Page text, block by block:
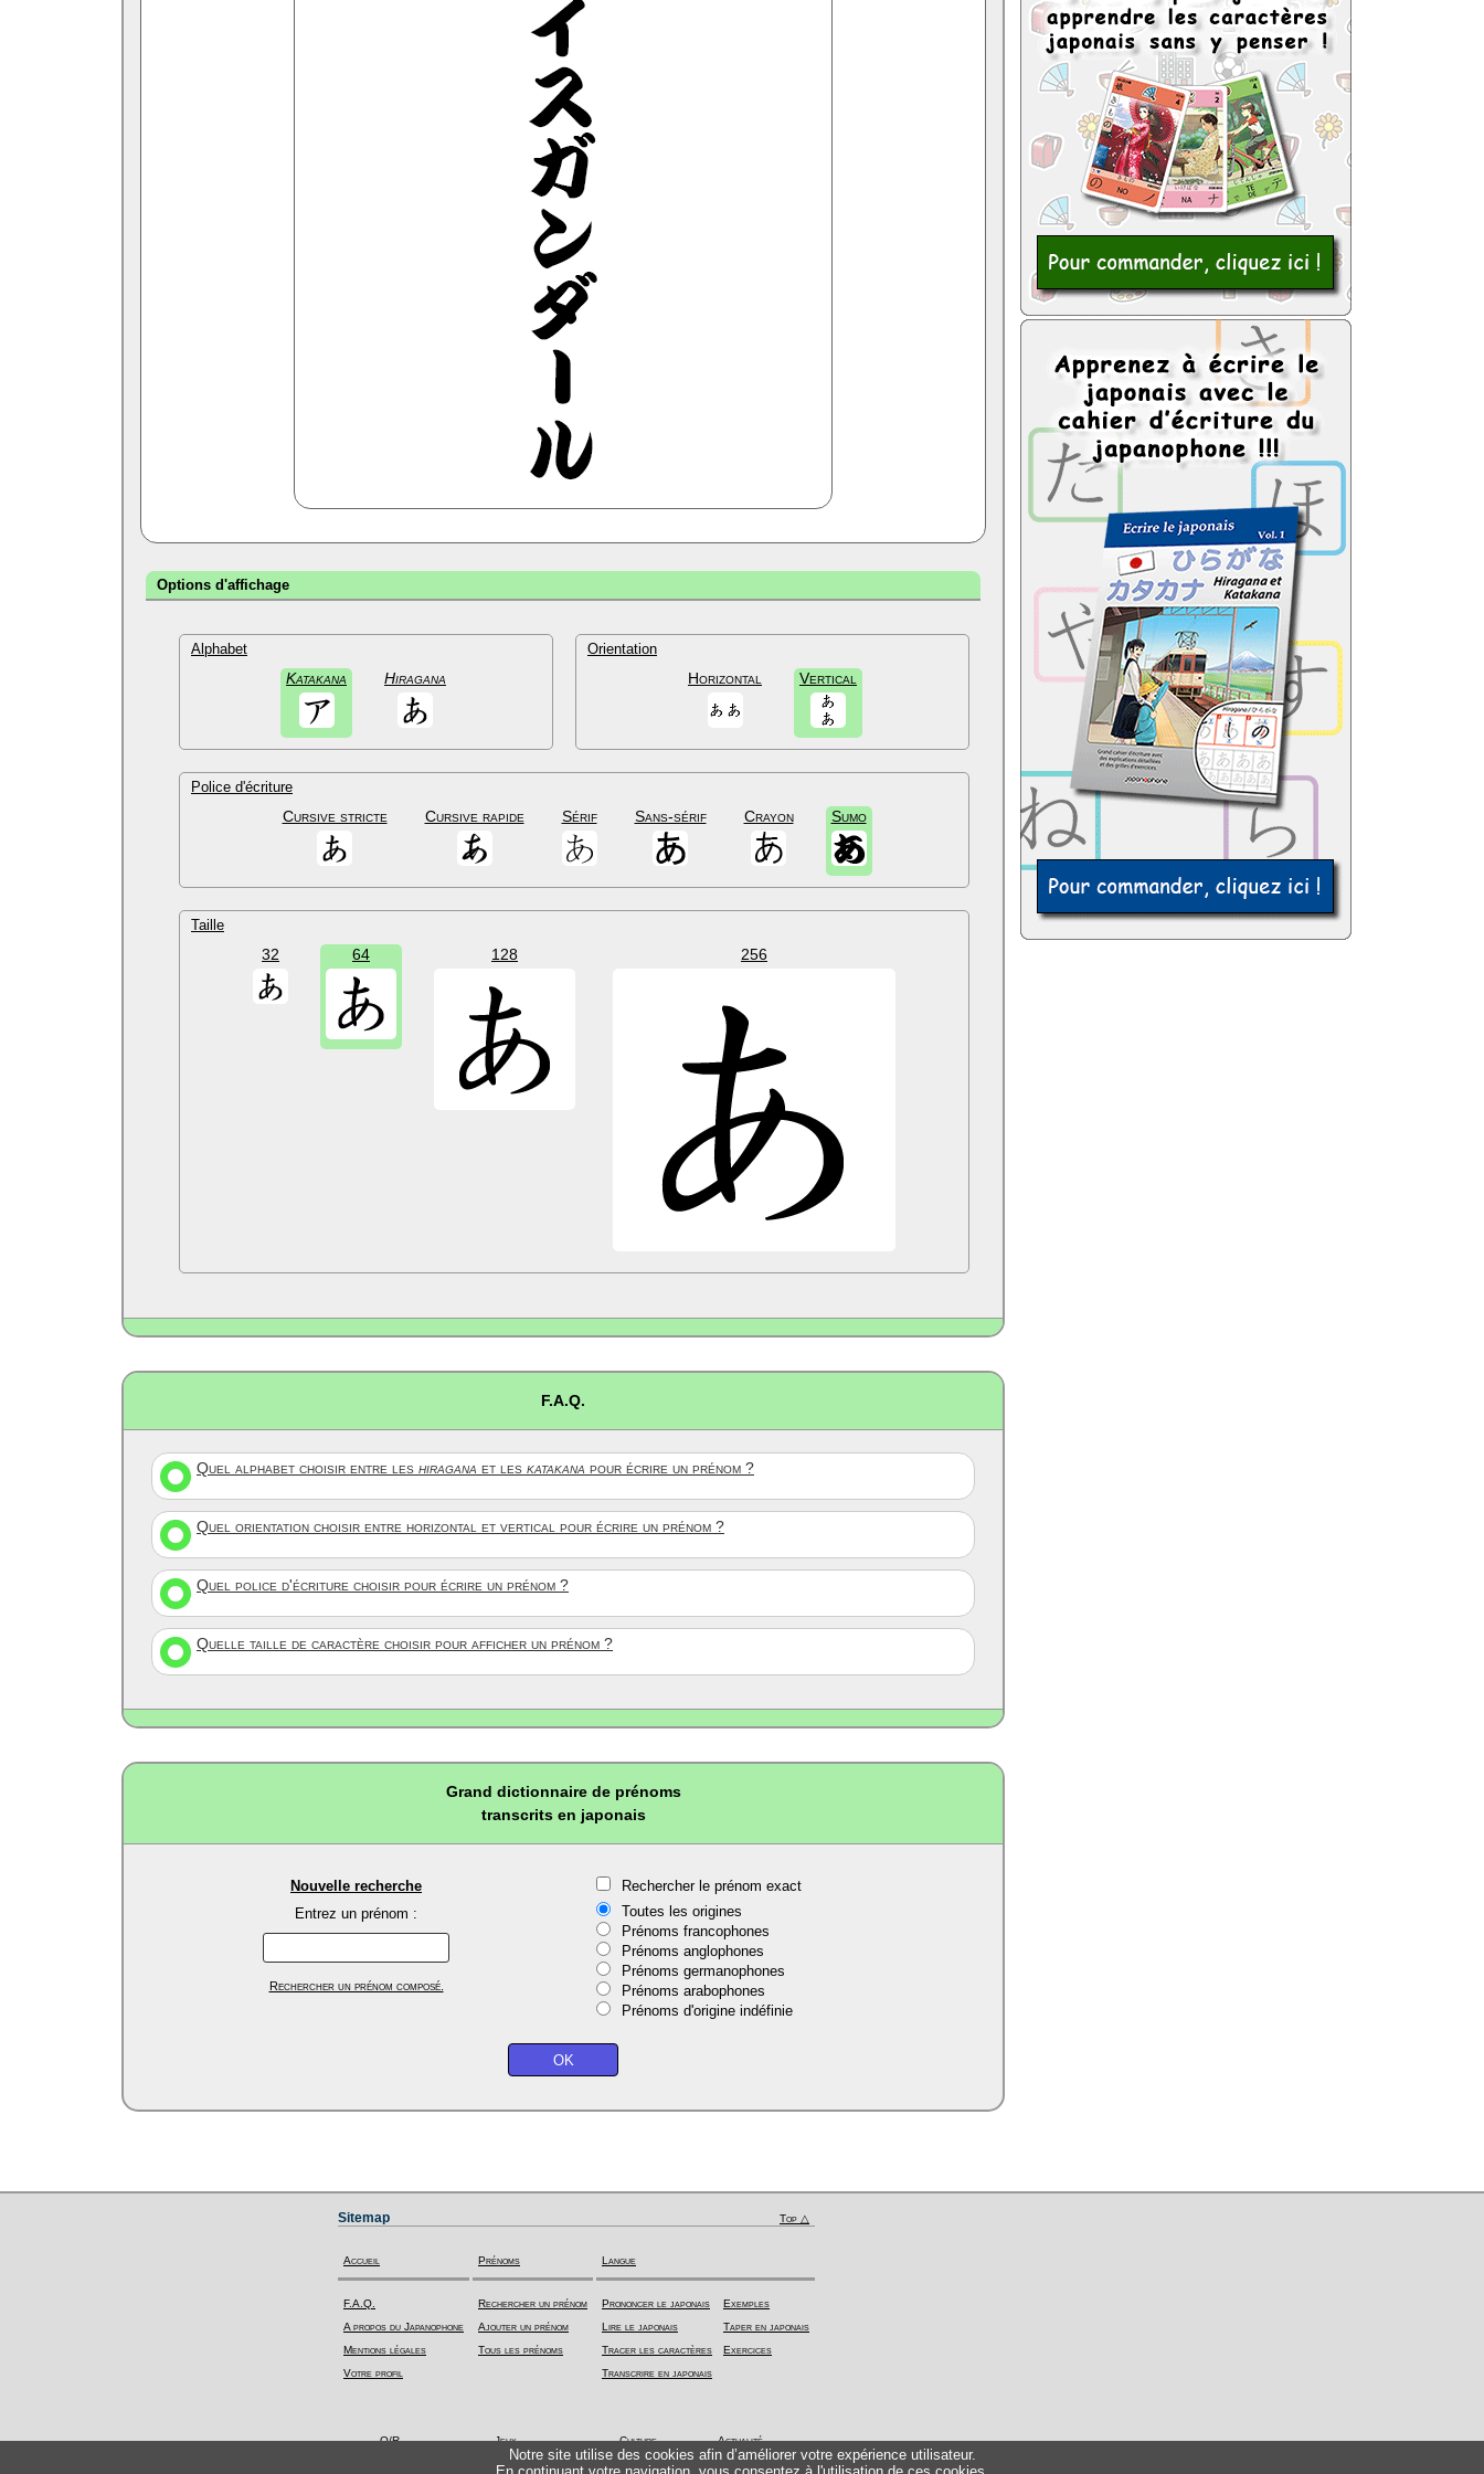
Options d'affichage
Alphabet
Katakana Hiragana
Orientation
Horizontal Vertical
Police d'écriture
Cursive stricte Cursive rapide Sérif Sans-sérif Crayon Sumo
Taille
32 64 128 256
F.A.Q.
Quel alphabet choisir entre les hiragana et les katakana pour écrire un prénom ?
Quel orientation choisir entre horizontal et vertical pour écrire un prénom ?
Quel police d'écriture choisir pour écrire un prénom ?
Quelle taille de caractère choisir pour afficher un prénom ?
Grand dictionnaire de prénoms
transcrits en japonais
Nouvelle recherche
Entrez un prénom :
Rechercher un prénom composé.
Rechercher le prénom exact
Toutes les origines
Prénoms francophones
Prénoms anglophones
Prénoms germanophones
Prénoms arabophones
Prénoms d'origine indéfinie
Notre site utilise des cookies afin d’améliorer votre expérience utilisateur.
Sitemap Top △
Accueil
F.A.Q.
A propos du Japanophone
Mentions légales
Votre profil
Prénoms
Rechercher un prénom
Ajouter un prénom
Tous les prénoms
Langue
Prononcer le japonais
Lire le japonais
Tracer les caractères
Transcrire en japonais
Exemples
Taper en japonais
Exercices
Q/R Jeux Culture Actualité